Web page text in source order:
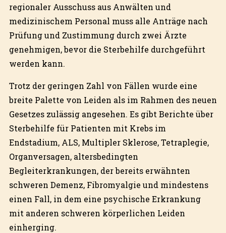
regionaler Ausschuss aus Anwälten und
medizinischem Personal muss alle Anträge nach
Prüfung und Zustimmung durch zwei Ärzte
genehmigen, bevor die Sterbehilfe durchgeführt
werden kann.
Trotz der geringen Zahl von Fällen wurde eine
breite Palette von Leiden als im Rahmen des neuen
Gesetzes zulässig angesehen. Es gibt Berichte über
Sterbehilfe für Patienten mit Krebs im
Endstadium, ALS, Multipler Sklerose, Tetraplegie,
Organversagen, altersbedingten
Begleiterkrankungen, der bereits erwähnten
schweren Demenz, Fibromyalgie und mindestens
einen Fall, in dem eine psychische Erkrankung
mit anderen schweren körperlichen Leiden
einherging.